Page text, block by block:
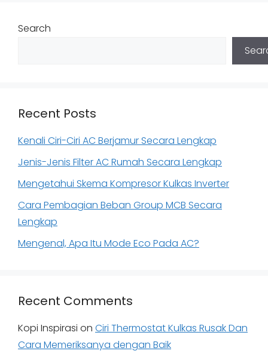
Search
Recent Posts
Kenali Ciri-Ciri AC Berjamur Secara Lengkap
Jenis-Jenis Filter AC Rumah Secara Lengkap
Mengetahui Skema Kompresor Kulkas Inverter
Cara Pembagian Beban Group MCB Secara
Lengkap
Mengenal, Apa Itu Mode Eco Pada AC?
Recent Comments
Kopi Inspirasi on Ciri Thermostat Kulkas Rusak Dan
Cara Memeriksanya dengan Baik